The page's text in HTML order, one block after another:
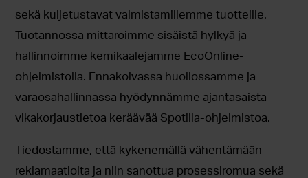
sekä kuljetustavat valmistamillemme tuotteille.
Tuotannossa mittaroimme sisäistä hylkyä ja
hallinnoimme kemikaalejamme EcoOnline-
ohjelmistolla. Ennakoivassa huollossamme ja
varaosahallinnassa hyödynnämme ajantasaista
vikakorjaustietoa keräävää Spotilla-ohjelmistoa.
Tiedostamme, että kykenemällä vähentämään
reklamaatioita ja niin sanottua prosessiromua sekä